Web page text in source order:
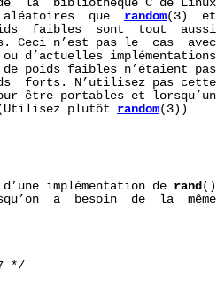
la  bibliothèque C de Linux
aléatoires  que
random(3)  et
faibles  sont  tout  aussi
Ceci n’est pas le  cas  avec
d’actuelles implémentations
poids faibles n’étaient pas
forts. N’utilisez pas cette
être portables et lorsqu’un
plutôt
random(3))
implémentation de
rand()
a  besoin  de  la  même
*/